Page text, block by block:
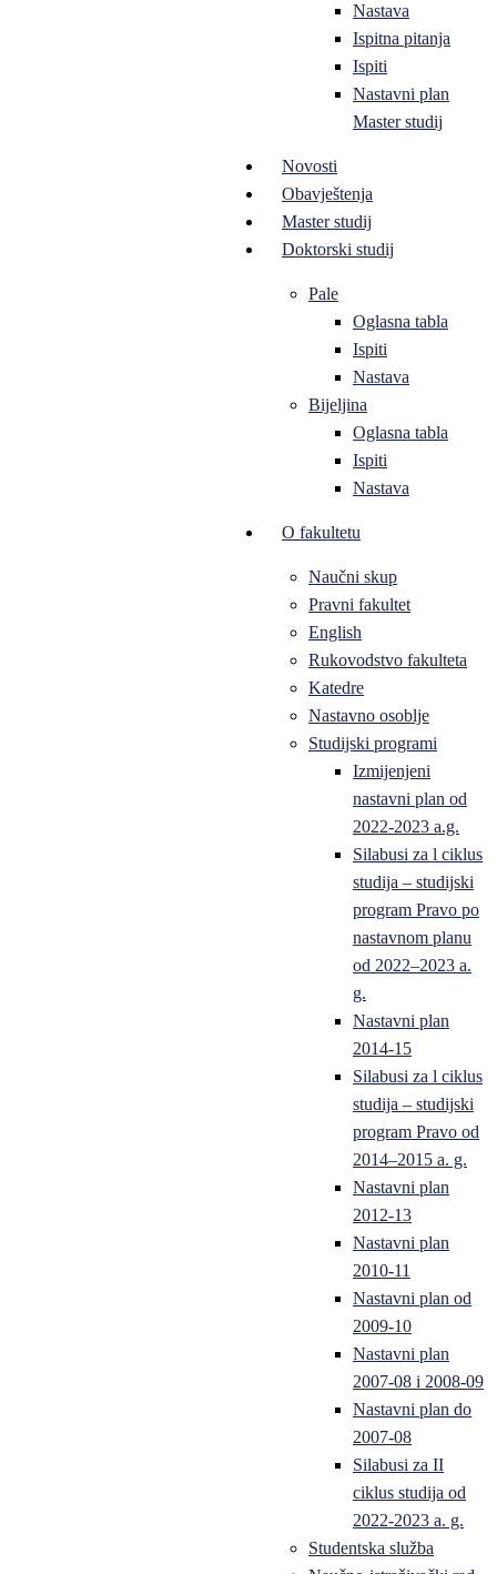
Nastava
Ispitna pitanja
Ispiti
Nastavni plan
Master studij
Novosti
Obavještenja
Master studij
Doktorski studij
Pale
Oglasna tabla
Ispiti
Nastava
Bijeljina
Oglasna tabla
Ispiti
Nastava
O fakultetu
Naučni skup
Pravni fakultet
English
Rukovodstvo fakulteta
Katedre
Nastavno osoblje
Studijski programi
Izmijenjeni
nastavni plan od
2022-2023 a.g.
Silabusi za l ciklus
studija – studijski
program Pravo po
nastavnom planu
od 2022–2023 a.
g.
Nastavni plan
2014-15
Silabusi za l ciklus
studija – studijski
program Pravo od
2014–2015 a. g.
Nastavni plan
2012-13
Nastavni plan
2010-11
Nastavni plan od
2009-10
Nastavni plan
2007-08 i 2008-09
Nastavni plan do
2007-08
Silabusi za II
ciklus studija od
2022-2023 a. g.
Studentska služba